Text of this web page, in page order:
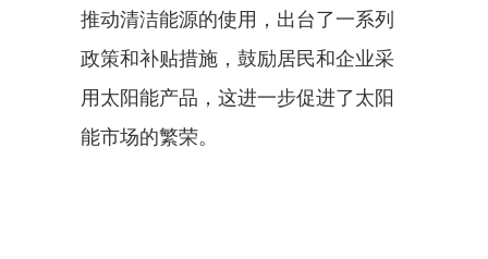
推动清洁能源的使用，出台了一系列
政策和补贴措施，鼓励居民和企业采
用太阳能产品，这进一步促进了太阳
能市场的繁荣。